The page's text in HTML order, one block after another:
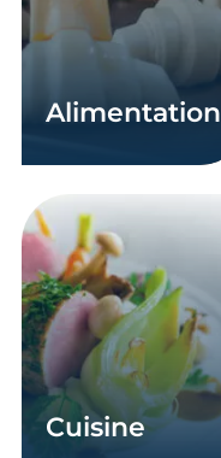
alimentation
cuisine
En savoir plus